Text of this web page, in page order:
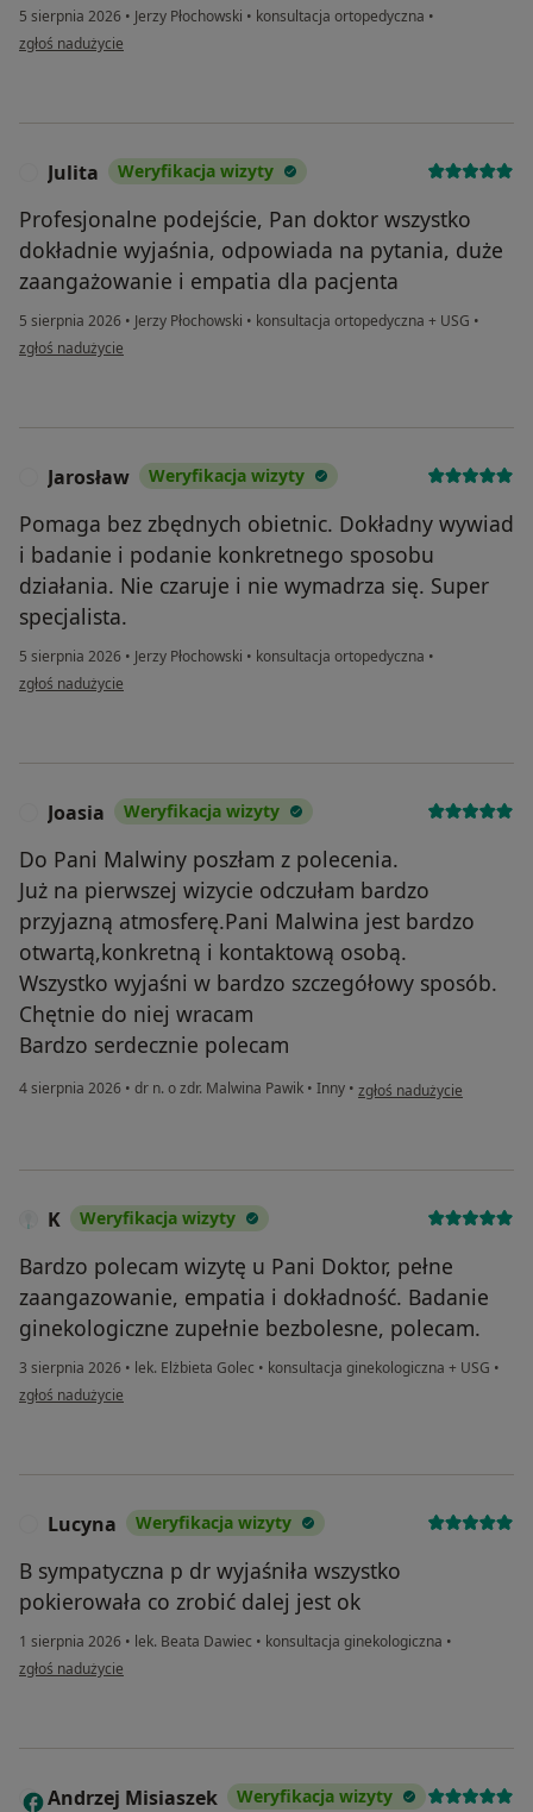
5 sierpnia 2026 • Jerzy Płochowski • konsultacja ortopedyczna •
w opinii użytkownika Dominika
zgłoś nadużycie
Julita Weryfikacja wizyty
Profesjonalne podejście, Pan doktor wszystko
dokładnie wyjaśnia, odpowiada na pytania, duże
zaangażowanie i empatia dla pacjenta
5 sierpnia 2026 • Jerzy Płochowski • konsultacja ortopedyczna + USG •
w opinii użytkownika Julita
zgłoś nadużycie
Jarosław Weryfikacja wizyty
Pomaga bez zbędnych obietnic. Dokładny wywiad
i badanie i podanie konkretnego sposobu
działania. Nie czaruje i nie wymadrza się. Super
specjalista.
5 sierpnia 2026 • Jerzy Płochowski • konsultacja ortopedyczna •
w opinii użytkownika Jarosław
zgłoś nadużycie
Joasia Weryfikacja wizyty
Do Pani Malwiny poszłam z polecenia.
Już na pierwszej wizycie odczułam bardzo
przyjazną atmosferę.Pani Malwina jest bardzo
otwartą,konkretną i kontaktową osobą.
Wszystko wyjaśni w bardzo szczegółowy sposób.
Chętnie do niej wracam
Bardzo serdecznie polecam
4 sierpnia 2026 • dr n. o zdr. Malwina Pawik • Inny • w opinii użytkownika Joasia
zgłoś nadużycie
K Weryfikacja wizyty
Bardzo polecam wizytę u Pani Doktor, pełne
zaangazowanie, empatia i dokładność. Badanie
ginekologiczne zupełnie bezbolesne, polecam.
3 sierpnia 2026 • lek. Elżbieta Golec • konsultacja ginekologiczna + USG •
w opinii użytkownika K
zgłoś nadużycie
Lucyna Weryfikacja wizyty
B sympatyczna p dr wyjaśniła wszystko
pokierowała co zrobić dalej jest ok
1 sierpnia 2026 • lek. Beata Dawiec • konsultacja ginekologiczna •
w opinii użytkownika Lucyna
zgłoś nadużycie
A Andrzej Misiaszek Weryfikacja wizyty